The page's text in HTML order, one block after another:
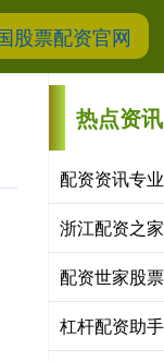
股票配资官网
热点资讯